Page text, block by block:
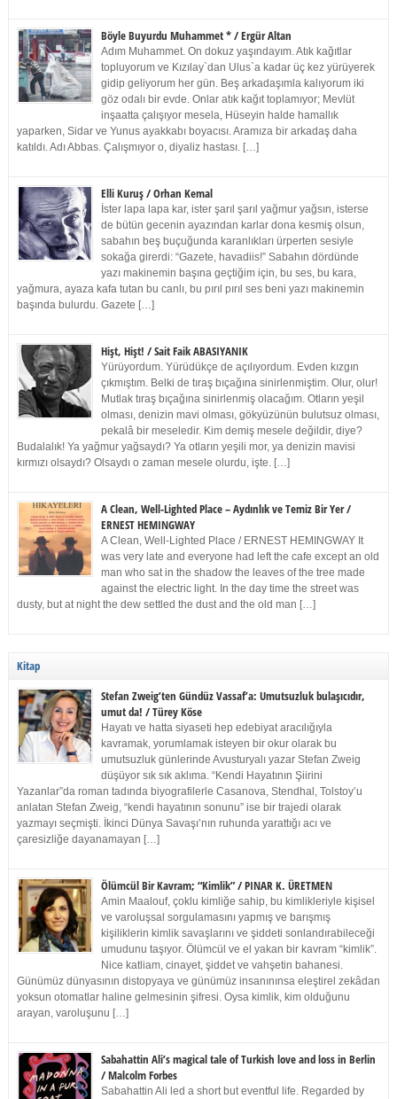
Böyle Buyurdu Muhammet * / Ergür Altan
Adım Muhammet. On dokuz yaşındayım. Atık kağıtlar
topluyorum ve Kızılay`dan Ulus`a kadar üç kez yürüyerek
gidip geliyorum her gün. Beş arkadaşımla kalıyorum iki
göz odalı bir evde. Onlar atık kağıt toplamıyor; Mevlüt
inşaatta çalışıyor mesela, Hüseyin halde hamallık
yaparken, Sidar ve Yunus ayakkabı boyacısı. Aramıza bir arkadaş daha
katıldı. Adı Abbas. Çalışmıyor o, diyaliz hastası. […]
Elli Kuruş / Orhan Kemal
İster lapa lapa kar, ister şarıl şarıl yağmur yağsın, isterse
de bütün gecenin ayazından karlar dona kesmiş olsun,
sabahın beş buçuğunda karanlıkları ürperten sesiyle
sokağa girerdi: “Gazete, havadiis!” Sabahın dördünde
yazı makinemin başına geçtiğim için, bu ses, bu kara,
yağmura, ayaza kafa tutan bu canlı, bu pırıl pırıl ses beni yazı makinemin
başında bulurdu. Gazete […]
Hişt, Hişt! / Sait Faik ABASIYANIK
Yürüyordum. Yürüdükçe de açılıyordum. Evden kızgın
çıkmıştım. Belki de tıraş bıçağına sinirlenmiştim. Olur, olur!
Mutlak tıraş bıçağına sinirlenmiş olacağım. Otların yeşil
olması, denizin mavi olması, gökyüzünün bulutsuz olması,
pekalâ bir meseledir. Kim demiş mesele değildir, diye?
Budalalık! Ya yağmur yağsaydı? Ya otların yeşili mor, ya denizin mavisi
kırmızı olsaydı? Olsaydı o zaman mesele olurdu, işte. […]
A Clean, Well-Lighted Place – Aydınlık ve Temiz Bir Yer /
ERNEST HEMINGWAY
A Clean, Well-Lighted Place / ERNEST HEMINGWAY It
was very late and everyone had left the cafe except an old
man who sat in the shadow the leaves of the tree made
against the electric light. In the day time the street was
dusty, but at night the dew settled the dust and the old man […]
Kitap
Stefan Zweig’ten Gündüz Vassaf’a: Umutsuzluk bulaşıcıdır,
umut da! / Türey Köse
Hayatı ve hatta siyaseti hep edebiyat aracılığıyla
kavramak, yorumlamak isteyen bir okur olarak bu
umutsuzluk günlerinde Avusturyalı yazar Stefan Zweig
düşüyor sık sık aklıma. “Kendi Hayatının Şiirini
Yazanlar”da roman tadında biyografilerle Casanova, Stendhal, Tolstoy’u
anlatan Stefan Zweig, “kendi hayatının sonunu” ise bir trajedi olarak
yazmayı seçmişti. İkinci Dünya Savaşı’nın ruhunda yarattığı acı ve
çaresizliğe dayanamayan […]
Ölümcül Bir Kavram; “Kimlik” / PINAR K. ÜRETMEN
Amin Maalouf, çoklu kimliğe sahip, bu kimlikleriyle kişisel
ve varoluşsal sorgulamasını yapmış ve barışmış
kişiliklerin kimlik savaşlarını ve şiddeti sonlandırabileceği
umudunu taşıyor. Ölümcül ve el yakan bir kavram “kimlik”.
Nice katliam, cinayet, şiddet ve vahşetin bahanesi.
Günümüz dünyasının distopyaya ve günümüz insanınınsa eleştirel zekâdan
yoksun otomatlar haline gelmesinin şifresi. Oysa kimlik, kim olduğunu
arayan, varoluşunu […]
Sabahattin Ali’s magical tale of Turkish love and loss in Berlin
/ Malcolm Forbes
Sabahattin Ali led a short but eventful life. Regarded by